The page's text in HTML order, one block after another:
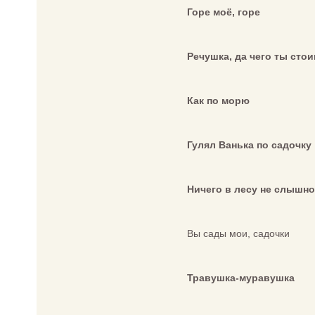
Горе моё, горе
Речушка, да чего ты
Как по морю
Гулял Ванька по садочку
Ничего в лесу не слышно
Вы сады мои, садочки
Травушка-муравушка